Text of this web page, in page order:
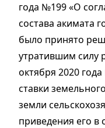
года №199 «О
состава акимата
было принято
утратившим силу
октября 2020
ставки
земли
приведения его в